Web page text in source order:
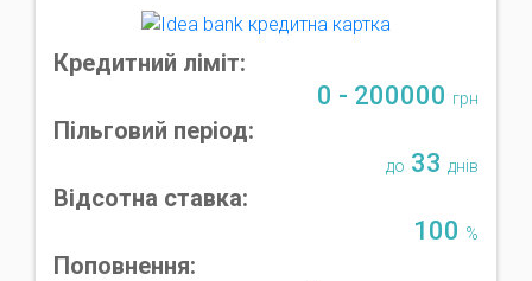
Кредитний ліміт:
0 - 200000 грн
Пільговий період:
до 33 днів
Відсотна ставка:
100 %
Поповнення: